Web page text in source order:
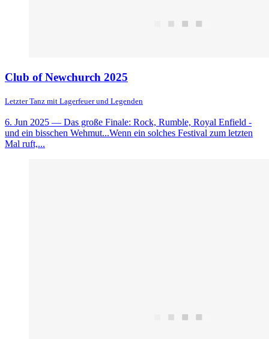
Club of Newchurch 2025
Letzter Tanz mit Lagerfeuer und Legenden
6. Jun 2025 — Das große Finale: Rock, Rumble, Royal Enfield -
und ein bisschen Wehmut...Wenn ein solches Festival zum letzten
Mal ruft,...